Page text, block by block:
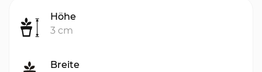
Höhe
3 cm
Breite